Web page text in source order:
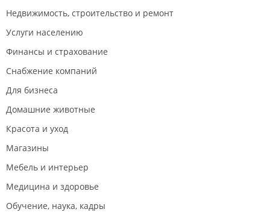
Недвижимость, строительство и ремонт
Услуги населению
Финансы и страхование
Снабжение компаний
Для бизнеса
Домашние животные
Красота и уход
Магазины
Мебель и интерьер
Медицина и здоровье
Обучение, наука, кадры